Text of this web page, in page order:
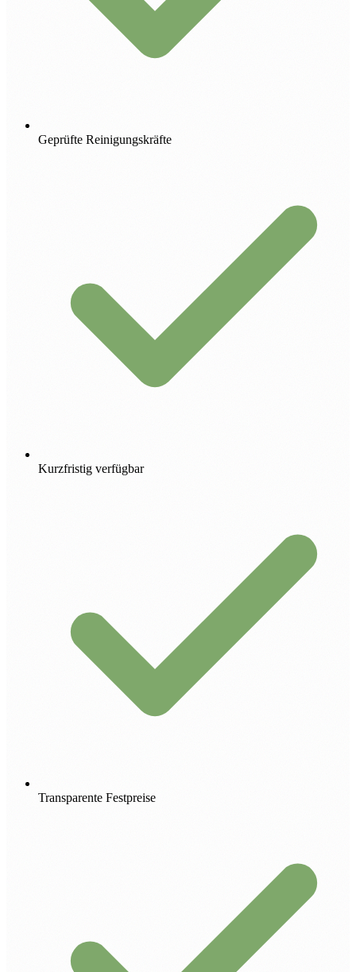
Geprüfte Reinigungskräfte
Kurzfristig verfügbar
Transparente Festpreise